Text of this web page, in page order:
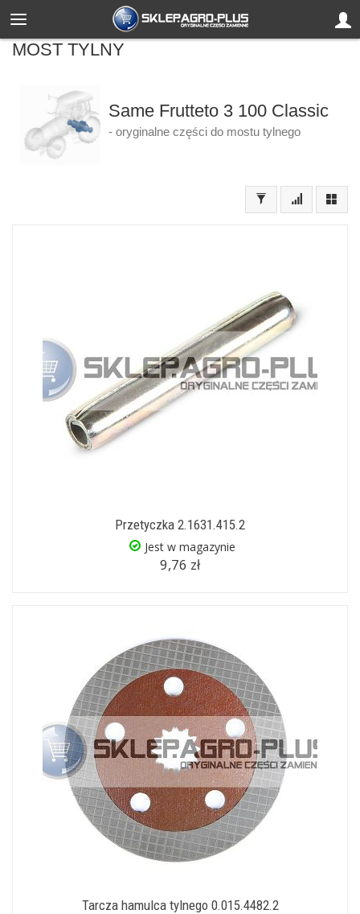
MOST TYLNY
Same Frutteto 3 100 Classic
- oryginalne części do mostu tylnego
Przetyczka 2.1631.415.2
Jest w magazynie
9,76 zł
Tarcza hamulca tylnego 0.015.4482.2